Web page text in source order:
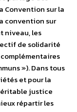
Convention sur la
convention sur
niveau, les
de solidarité
»). Dans tous
et pour la
justice
répartir les